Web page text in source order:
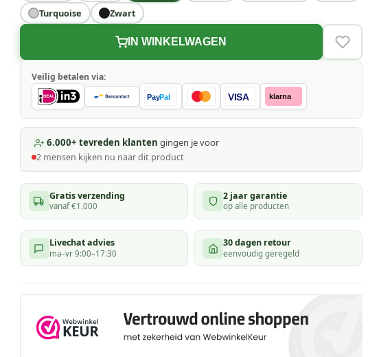
Turquoise
Zwart
IN WINKELWAGEN
Veilig betalen via:
PayPal VISA klarna
6.000+ tevreden klanten gingen je voor
2 mensen kijken nu naar dit product
Gratis verzending
vanaf €1.000
2 jaar garantie
op alle producten
Livechat advies
ma–vr 9:00–17:30
30 dagen retour
eenvoudig geregeld